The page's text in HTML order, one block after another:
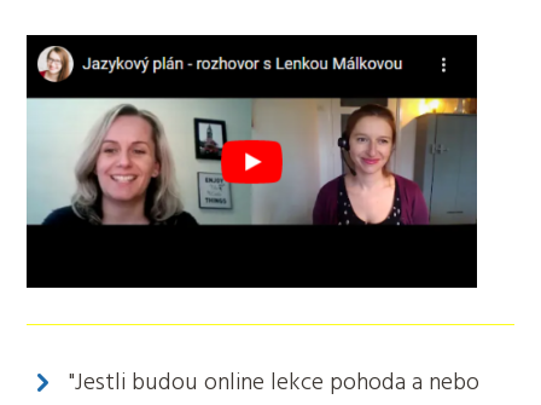
"Jestli budou online lekce pohoda a nebo